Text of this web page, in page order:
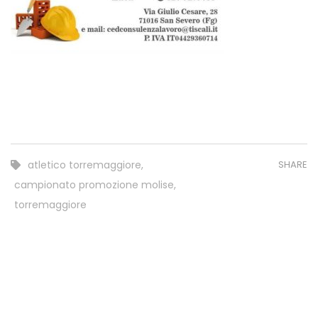
atletico torremaggiore,
campionato promozione molise,
torremaggiore
SHARE